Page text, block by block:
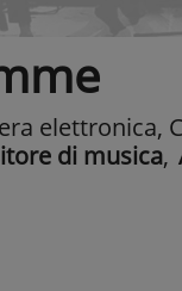
elettronica,
di musica,